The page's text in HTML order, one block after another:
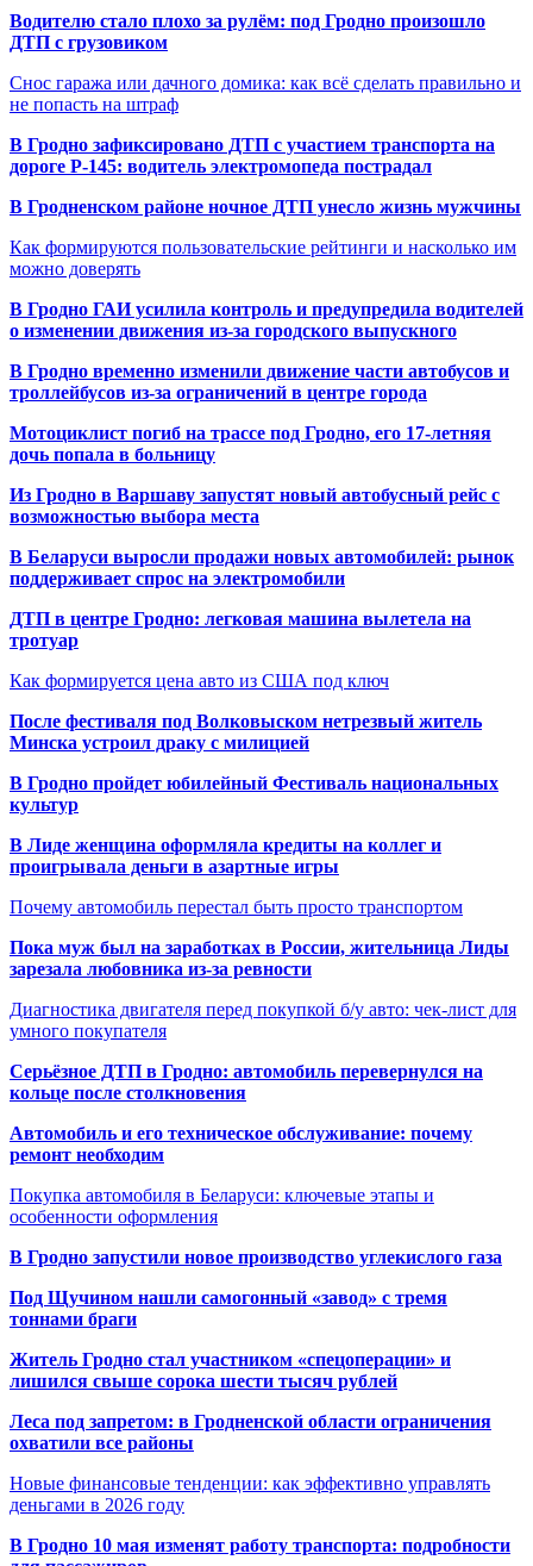
Водителю стало плохо за рулём: под Гродно произошло
ДТП с грузовиком
Снос гаража или дачного домика: как всё сделать правильно и
не попасть на штраф
В Гродно зафиксировано ДТП с участием транспорта на
дороге Р-145: водитель электромопеда пострадал
В Гродненском районе ночное ДТП унесло жизнь мужчины
Как формируются пользовательские рейтинги и насколько им
можно доверять
В Гродно ГАИ усилила контроль и предупредила водителей
о изменении движения из-за городского выпускного
В Гродно временно изменили движение части автобусов и
троллейбусов из-за ограничений в центре города
Мотоциклист погиб на трассе под Гродно, его 17-летняя
дочь попала в больницу
Из Гродно в Варшаву запустят новый автобусный рейс с
возможностью выбора места
В Беларуси выросли продажи новых автомобилей: рынок
поддерживает спрос на электромобили
ДТП в центре Гродно: легковая машина вылетела на
тротуар
Как формируется цена авто из США под ключ
После фестиваля под Волковыском нетрезвый житель
Минска устроил драку с милицией
В Гродно пройдет юбилейный Фестиваль национальных
культур
В Лиде женщина оформляла кредиты на коллег и
проигрывала деньги в азартные игры
Почему автомобиль перестал быть просто транспортом
Пока муж был на заработках в России, жительница Лиды
зарезала любовника из-за ревности
Диагностика двигателя перед покупкой б/у авто: чек-лист для
умного покупателя
Серьёзное ДТП в Гродно: автомобиль перевернулся на
кольце после столкновения
Автомобиль и его техническое обслуживание: почему
ремонт необходим
Покупка автомобиля в Беларуси: ключевые этапы и
особенности оформления
В Гродно запустили новое производство углекислого газа
Под Щучином нашли самогонный «завод» с тремя
тоннами браги
Житель Гродно стал участником «спецоперации» и
лишился свыше сорока шести тысяч рублей
Леса под запретом: в Гродненской области ограничения
охватили все районы
Новые финансовые тенденции: как эффективно управлять
деньгами в 2026 году
В Гродно 10 мая изменят работу транспорта: подробности